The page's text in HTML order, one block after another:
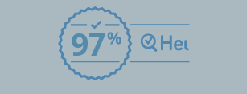
97